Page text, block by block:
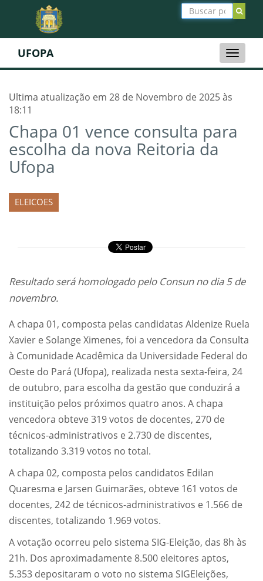
Toggle
UFOPA
Ultima atualização em 28 de Novembro de 2025 às
18:11
Chapa 01 vence consulta para
escolha da nova Reitoria da
Ufopa
ELEICOES
Resultado será homologado pelo Consun no dia 5 de
novembro.
A chapa 01, composta pelas candidatas Aldenize Ruela
Xavier e Solange Ximenes, foi a vencedora da Consulta
à Comunidade Acadêmica da Universidade Federal do
Oeste do Pará (Ufopa), realizada nesta sexta-feira, 24
de outubro, para escolha da gestão que conduzirá a
instituição pelos próximos quatro anos. A chapa
vencedora obteve 319 votos de docentes, 270 de
técnicos-administrativos e 2.730 de discentes,
totalizando 3.319 votos no total.
A chapa 02, composta pelos candidatos Edilan
Quaresma e Jarsen Guimarães, obteve 161 votos de
docentes, 242 de técnicos-administrativos e 1.566 de
discentes, totalizando 1.969 votos.
A votação ocorreu pelo sistema SIG-Eleição, das 8h às
21h. Dos aproximadamente 8.500 eleitores aptos,
5.353 depositaram o voto no sistema SIGEleições,